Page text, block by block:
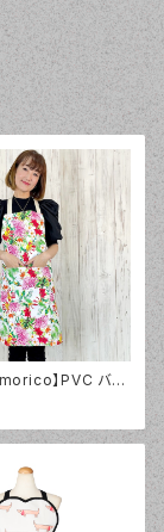
】PVC バー
イト エプロン